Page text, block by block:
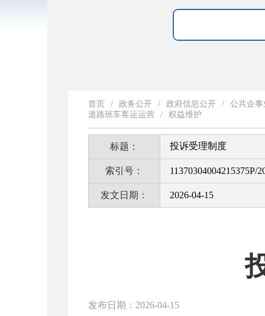
首页 / 政务公开 / 政府信息公开 /
公共企
道路班车客运运营
/ 权益维护
标题： 投诉受理制度
索引号： 11370304004215375P/
发文日期： 2026-04-15
发布日期：2026-04-15